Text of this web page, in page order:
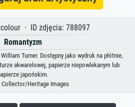
· ID zdjęcia: 788097
Romantyzm
Turner. Dostępny jako wydruk na płótnie,
akwarelowej, papierze niepowlekanym lub
japońskim.
Collector/Heritage Images